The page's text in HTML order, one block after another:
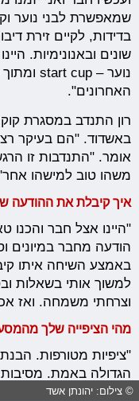
שמאפשרת לבני נוער
בדידות, לקיים זירת
שונים ובאנונימיות.
האחרונים".
רון התנדב במסגרת
באשדוד. "הם בעיקר
אומר. "התנדבות זו
משהו טוב למישהו
איך קיבלת את ההודעה
"היינו אצל חבר והכנו
הודעה מחבר במיונים
באמצע השיחה איתו
למשוך אותי בשאלות
וצרחתי משמחה. ואז
מהי הציפייה שלך
"ציפיות מטורפות.
הגדולה באמת.
© צילום: יהונתן אשד